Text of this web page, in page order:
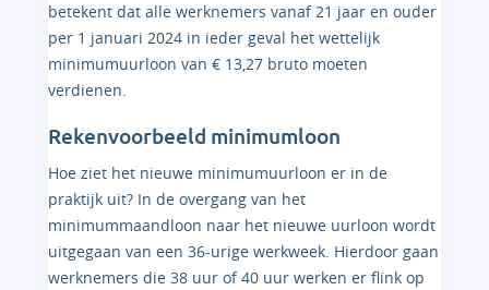
betekent dat alle werknemers vanaf 21 jaar en ouder
per 1 januari 2024 in ieder geval het wettelijk
minimumuurloon van € 13,27 bruto moeten
verdienen.
Rekenvoorbeeld minimumloon
Hoe ziet het nieuwe minimumuurloon er in de
praktijk uit? In de overgang van het
minimummaandloon naar het nieuwe uurloon wordt
uitgegaan van een 36-urige werkweek. Hierdoor gaan
werknemers die 38 uur of 40 uur werken er flink op